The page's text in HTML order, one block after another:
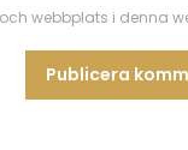
webbplats i denna